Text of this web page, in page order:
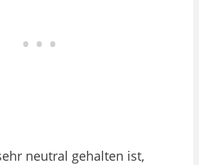
neutral gehalten ist,